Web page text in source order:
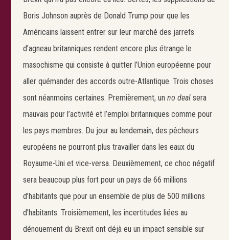
Boris Johnson auprès de Donald Trump pour que les
Américains laissent entrer sur leur marché des jarrets
d’agneau britanniques rendent encore plus étrange le
masochisme qui consiste à quitter l’Union européenne pour
aller quémander des accords outre-Atlantique. Trois choses
sont néanmoins certaines. Premièrement, un no dealsera
mauvais pour l’activité et l’emploi britanniques comme pour
les pays membres. Du jour au lendemain, des pêcheurs
européens ne pourront plus travailler dans les eaux du
Royaume-Uni et vice-versa. Deuxièmement, ce choc négatif
sera beaucoup plus fort pour un pays de 66 millions
d’habitants que pour un ensemble de plus de 500 millions
d’habitants. Troisièmement, les incertitudes liées au
dénouement du Brexit ont déjà eu un impact sensible sur
Search
Rechercher